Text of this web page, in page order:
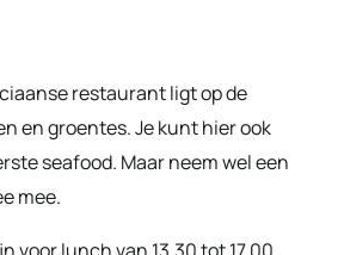
restaurant ligt op de
en groentes. Je kunt hier ook
seafood. Maar neem wel een
mee.